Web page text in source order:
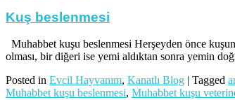
Kuş beslenmesi
Muhabbet kuşu beslenmesi Herşeyden önce
olması, bir diğeri ise yemi aldıktan sonra yemin
Posted in Evcil Hayvanım, Kanatlı Blog | Tagged
Muhabbet kuşu beslenmesi, Muhabbet kuşu